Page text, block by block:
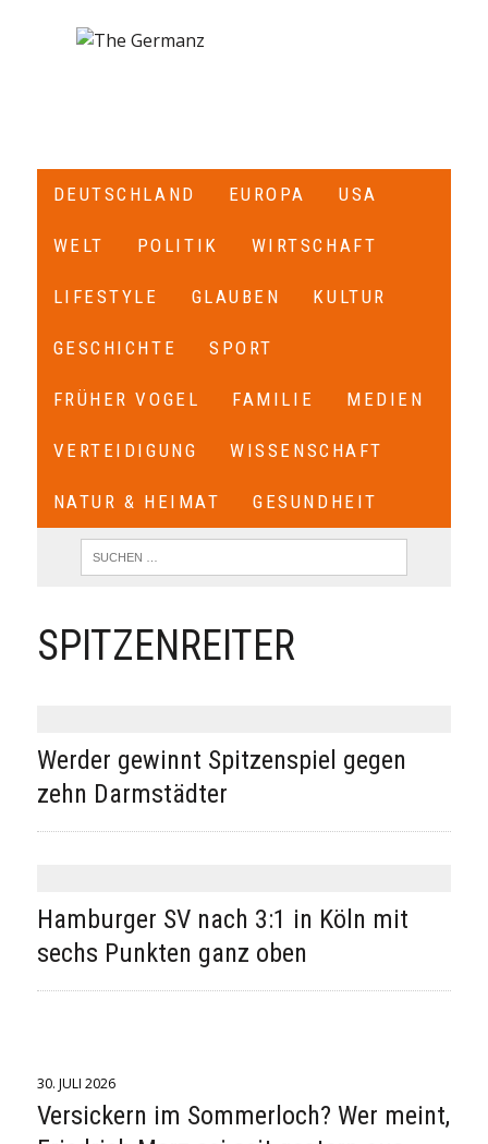
DEUTSCHLAND EUROPA USA
WELT POLITIK WIRTSCHAFT
LIFESTYLE GLAUBEN KULTUR
GESCHICHTE SPORT
FRÜHER VOGEL FAMILIE MEDIEN
VERTEIDIGUNG WISSENSCHAFT
NATUR & HEIMAT GESUNDHEIT
SPITZENREITER
Werder gewinnt Spitzenspiel gegen
zehn Darmstädter
Hamburger SV nach 3:1 in Köln mit
sechs Punkten ganz oben
30. JULI 2026
Versickern im Sommerloch? Wer meint,